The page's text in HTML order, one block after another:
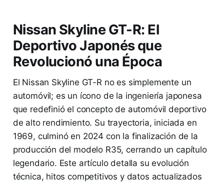
Nissan Skyline GT-R: El
Deportivo Japonés que
Revolucionó una Época
El Nissan Skyline GT-R no es simplemente un
automóvil; es un ícono de la ingeniería japonesa
que redefinió el concepto de automóvil deportivo
de alto rendimiento. Su trayectoria, iniciada en
1969, culminó en 2024 con la finalización de la
producción del modelo R35, cerrando un capítulo
legendario. Este artículo detalla su evolución
técnica, hitos competitivos y datos actualizados